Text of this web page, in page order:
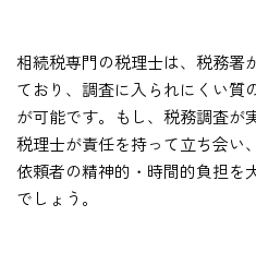
相続税専門の税理士は、税務署
ており、調査に入られにくい質
が可能です。もし、税務調査が
税理士が責任を持って立ち会い
依頼者の精神的・時間的負担を
でしょう。